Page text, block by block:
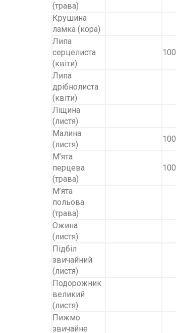
(трава)
Крушина
ламка (кора)
Липа
серцелиста
(квіти)
100
Липа
дрібнолиста
(квіти)
Ліщина
(листя)
Малина
(листя)
100
М’ята
перцева
(трава)
100
М’ята
польова
(трава)
Ожина
(листя)
Підбіл
звичайний
(листя)
Подорожник
великий
(листя)
Пижмо
звичайне